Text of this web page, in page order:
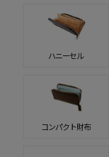
ハニーセル
コンパクト財布